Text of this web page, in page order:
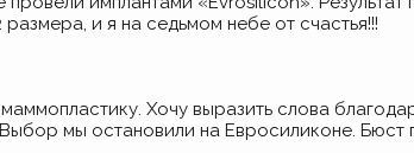
и я на седьмом небе от счастья!!!
Хочу выразить слова
мы остановили на Евросиликоне. Бюст